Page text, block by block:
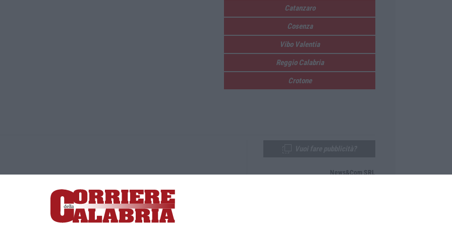
Catanzaro
Cosenza
Vibo Valentia
Reggio Calabria
Crotone
Lamezia Terme (CZ)
responsabile Paola Militano |Privacy
News&Com SRL